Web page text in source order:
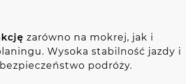
zarówno na mokrej, jak i
Wysoka stabilność jazdy i
podróży.